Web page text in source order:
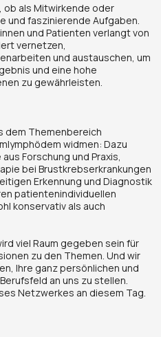
ob als Mitwirkende oder
und faszinierende Aufgaben.
und Patienten verlangt von
vernetzen,
und austauschen, um
und eine hohe
zu gewährleisten.
dem Themenbereich
widmen: Dazu
Forschung und Praxis,
bei Brustkrebserkrankungen
Erkennung und Diagnostik
patientenindividuellen
konservativ als auch
viel Raum gegeben sein für
zu den Themen. Und wir
Ihre ganz persönlichen und
an uns zu stellen.
Netzwerkes an diesem Tag.